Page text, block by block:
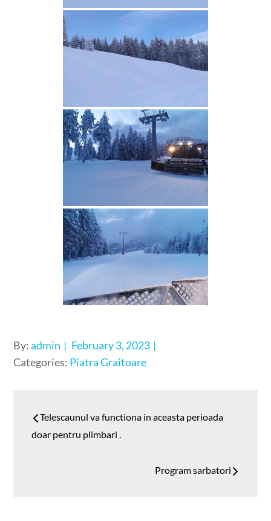
By:admin
Posted
on
February 3, 2023
Categories: Piatra Graitoare
Post
navigation
Telescaunul va functiona in aceasta perioada
doar pentru plimbari .
Program sarbatori